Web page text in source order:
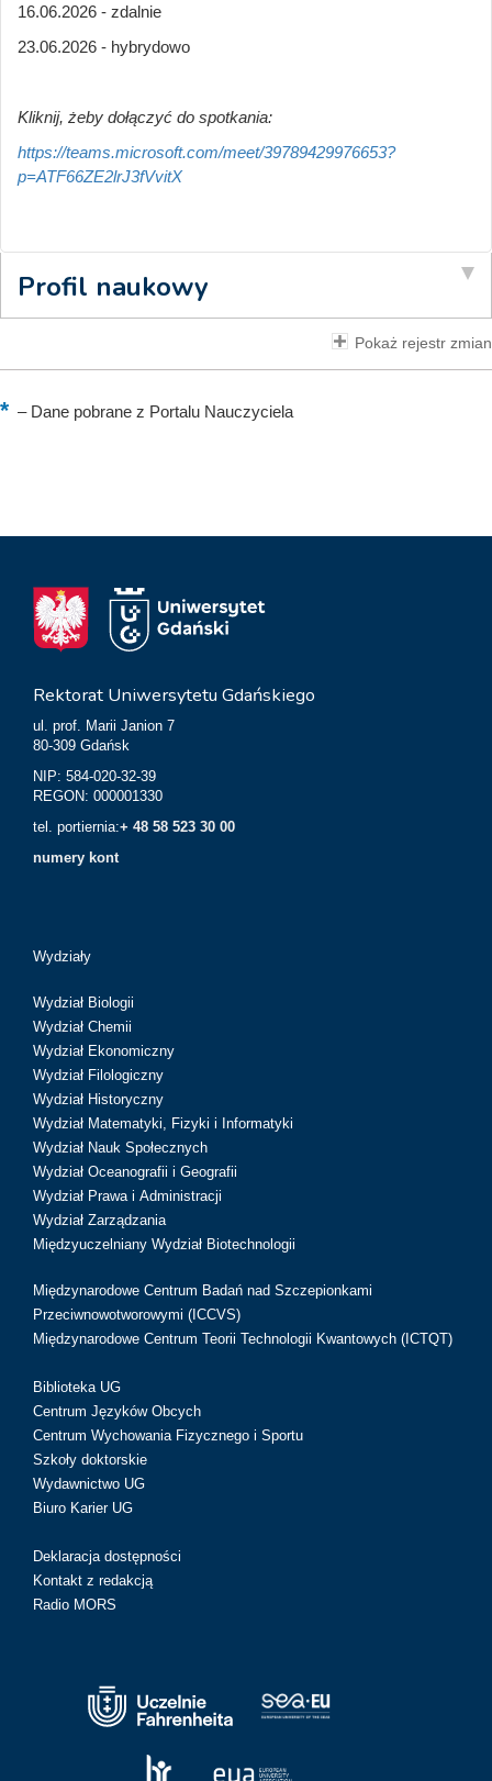
16.06.2026 - zdalnie
23.06.2026 - hybrydowo
Kliknij, żeby dołączyć do spotkania:
https://teams.microsoft.com/meet/39789429976653?
p=ATF66ZE2lrJ3fVvitX
Profil naukowy
Pokaż rejestr zmian
–Dane pobrane z Portalu Nauczyciela
Rektorat Uniwersytetu Gdańskiego
ul. prof. Marii Janion 7
80-309 Gdańsk
NIP: 584-020-32-39
REGON: 000001330
tel. portiernia:+ 48 58 523 30 00
numery kont
Wydziały
Wydział Biologii
Wydział Chemii
Wydział Ekonomiczny
Wydział Filologiczny
Wydział Historyczny
Wydział Matematyki, Fizyki i Informatyki
Wydział Nauk Społecznych
Wydział Oceanografii i Geografii
Wydział Prawa i Administracji
Wydział Zarządzania
Międzyuczelniany Wydział Biotechnologii
Międzynarodowe Centrum Badań nad Szczepionkami
Przeciwnowotworowymi (ICCVS)
Międzynarodowe Centrum Teorii Technologii Kwantowych (ICTQT)
Biblioteka UG
Centrum Języków Obcych
Centrum Wychowania Fizycznego i Sportu
Szkoły doktorskie
Wydawnictwo UG
Biuro Karier UG
Deklaracja dostępności
Kontakt z redakcją
Radio MORS